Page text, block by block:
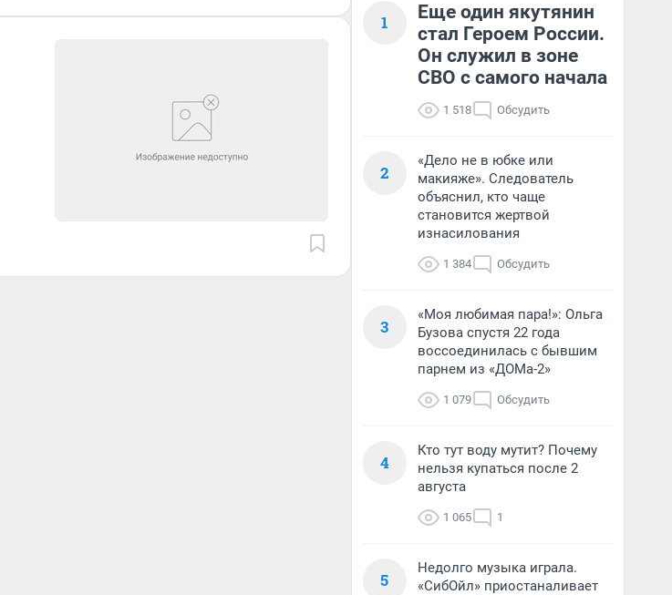
1
Еще один якутянин
стал Героем России.
Он служил в зоне
СВО с самого начала
1 518 Обсудить
2
«Дело не в юбке или
макияже». Следователь
объяснил, кто чаще
становится жертвой
изнасилования
1 384 Обсудить
3
«Моя любимая пара!»: Ольга
Бузова спустя 22 года
воссоединилась с бывшим
парнем из «ДОМа-2»
1 079 Обсудить
4
Кто тут воду мутит? Почему
нельзя купаться после 2
августа
1 065 1
5
Недолго музыка играла.
«СибОйл» приостаналивает